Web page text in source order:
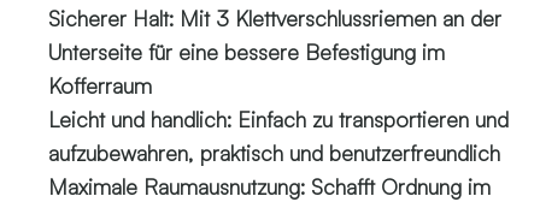
Sicherer Halt: Mit 3 Klettverschlussriemen an der
Unterseite für eine bessere Befestigung im
Kofferraum
Leicht und handlich: Einfach zu transportieren und
aufzubewahren, praktisch und benutzerfreundlich
Maximale Raumausnutzung: Schafft Ordnung im